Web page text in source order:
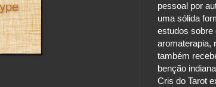
pessoal por
uma sólida
estudos sobre
aromaterapia,
também
benção
Cris do Tarot